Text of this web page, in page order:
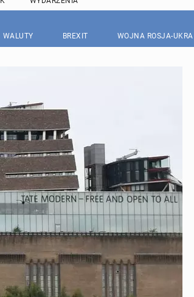
WALUTY BREXIT WOJNA ROSJA-